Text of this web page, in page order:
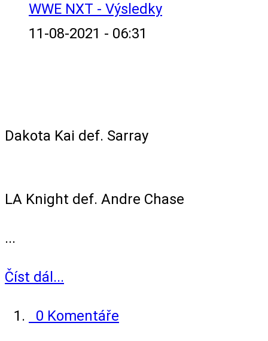
WWE NXT - Výsledky
11-08-2021 - 06:31
Dakota Kai def. Sarray
LA Knight def. Andre Chase
...
Číst dál...
0 Komentáře